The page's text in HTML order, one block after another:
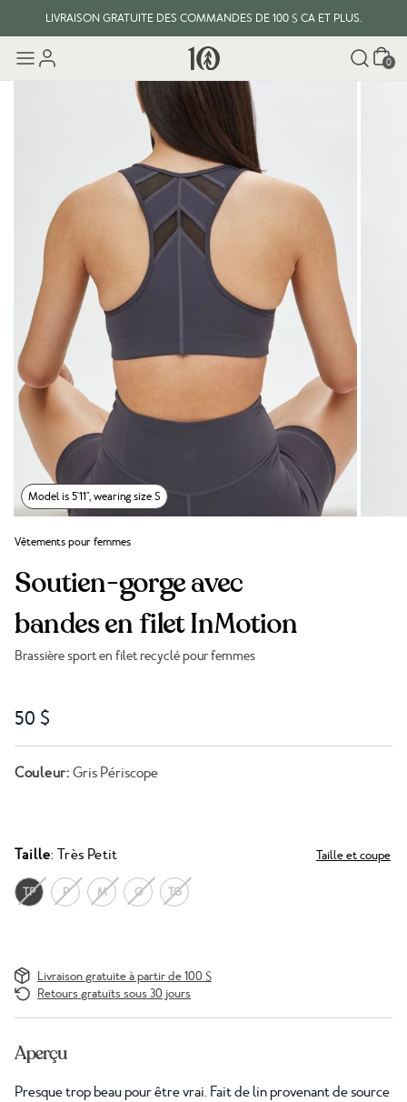
LIVRAISON GRATUITE DES COMMANDES DE 100 $ CA ET PLUS.
Panier
0
Model is 5'11", wearing size S
Vêtements pour femmes
Soutien-gorge avec
bandes en filet InMotion
Brassière sport en filet recyclé pour femmes
50 $
Couleur: Gris Périscope
Taille: Très Petit Taille et coupe
TP P M G TG
Livraison gratuite à partir de 100 $
Retours gratuits sous 30 jours
Aperçu
Presque trop beau pour être vrai. Fait de lin provenant de source